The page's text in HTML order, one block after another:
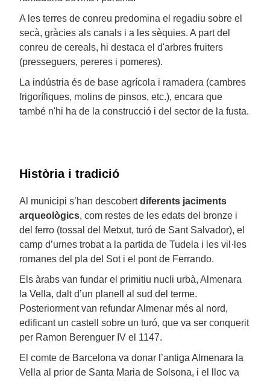
A les terres de conreu predomina el regadiu sobre el
secà, gràcies als canals i a les sèquies. A part del
conreu de cereals, hi destaca el d'arbres fruiters
(presseguers, pereres i pomeres).
La indústria és de base agrícola i ramadera (cambres
frigorífiques, molins de pinsos, etc.), encara que
també n'hi ha de la construcció i del sector de la fusta.
Història i tradició
Al municipi s’han descobertdiferents jaciments
arqueològics, com restes de les edats del bronze i
del ferro (tossal del Metxut, turó de Sant Salvador), el
camp d’urnes trobat a la partida de Tudela i les vil·les
romanes del pla del Sot i el pont de Ferrando.
Els àrabs van fundar el primitiu nucli urbà, Almenara
la Vella, dalt d’un planell al sud del terme.
Posteriorment van refundar Almenar més al nord,
edificant un castell sobre un turó, que va ser conquerit
per Ramon Berenguer IV el 1147.
El comte de Barcelona va donar l’antiga Almenara la
Vella al prior de Santa Maria de Solsona, i el lloc va